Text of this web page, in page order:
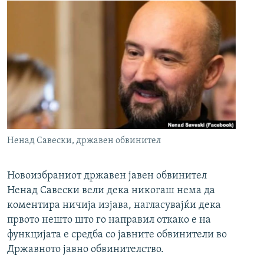
Ненад Савески, државен обвинител
Новоизбраниот државен јавен обвинител
Ненад Савески вели дека никогаш нема да
коментира ничија изјава, нагласувајќи дека
првото нешто што го направил откако е на
функцијата е средба со јавните обвинители во
Државното јавно обвинителство.